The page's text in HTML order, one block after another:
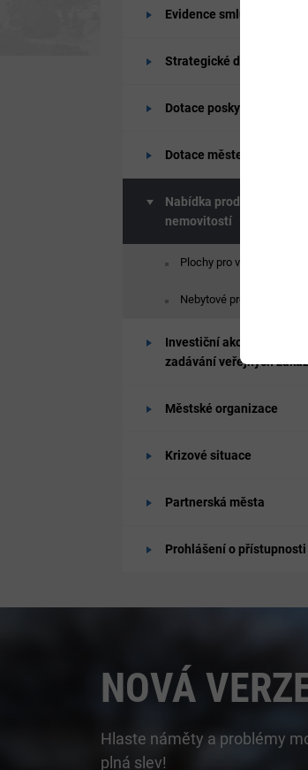
Evidence smluv
Strategické dokumenty
Dotace poskytované od
Dotace městem získané
Nabídka prodeje a
nemovitostí
Plochy pro výstavbu
Nebytové prostory k
Investiční akce města,
zadávání veřejných
Městské organizace
Krizové situace
Partnerská města
Prohlášení o přístupnosti
NOVÁ
Hlaste náměty a problémy
plná slev!